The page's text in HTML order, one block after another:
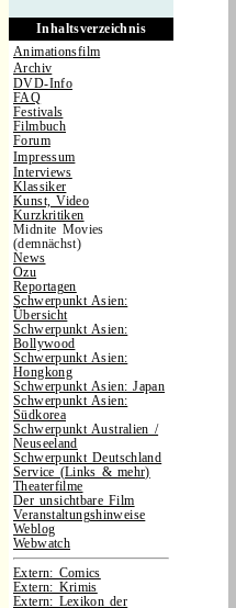
Inhaltsverzeichnis
Animationsfilm
Archiv
DVD-Info
FAQ
Festivals
Filmbuch
Forum
Impressum
Interviews
Klassiker
Kunst, Video
Kurzkritiken
Midnite Movies
(demnächst)
News
Ozu
Reportagen
Schwerpunkt Asien:
Übersicht
Schwerpunkt Asien:
Bollywood
Schwerpunkt Asien:
Hongkong
Schwerpunkt Asien: Japan
Schwerpunkt Asien:
Südkorea
Schwerpunkt Australien /
Neuseeland
Schwerpunkt Deutschland
Service (Links & mehr)
Theaterfilme
Der unsichtbare Film
Veranstaltungshinweise
Weblog
Webwatch
Extern: Comics
Extern: Krimis
Extern: Lexikon der